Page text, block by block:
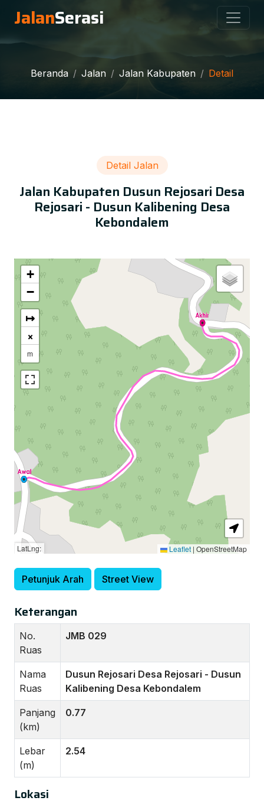
JalanSerasi
Beranda Jalan Jalan Kabupaten Detail
Detail Jalan
Jalan Kabupaten Dusun Rejosari Desa
Rejosari - Dusun Kalibening Desa
Kebondalem
+
−
↦
×
m
LatLng: Leaflet | OpenStreetMap
Petunjuk Arah Street View
Keterangan
No.
Ruas
JMB 029
Nama
Ruas
Dusun Rejosari Desa Rejosari - Dusun
Kalibening Desa Kebondalem
Panjang
(km)
0.77
Lebar
(m)
2.54
Lokasi